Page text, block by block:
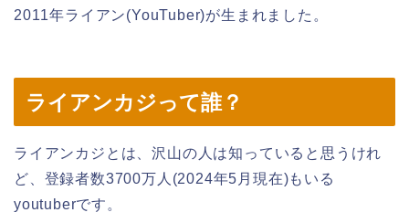
2011年ライアン(YouTuber)が生まれました。
ライアンカジって誰？
ライアンカジとは、沢山の人は知っていると思うけれ
ど、登録者数3700万人(2024年5月現在)もいる
youtuberです。